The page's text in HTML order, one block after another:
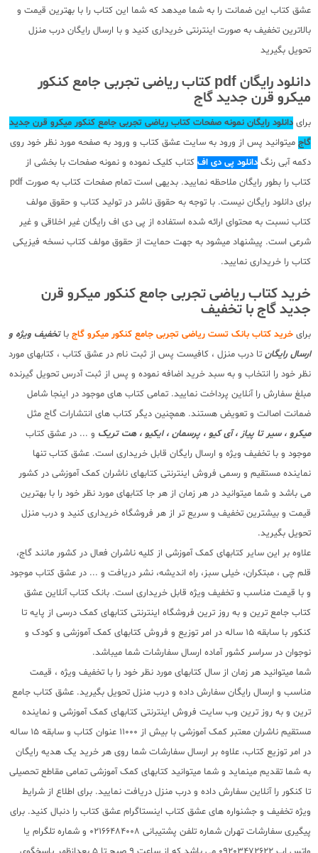
عشق کتاب این ضمانت را به شما میدهد که شما این کتاب را با بهترین قیمت و
بالاترین تخفیف به صورت اینترنتی خریداری کنید و با ارسال رایگان درب منزل
تحویل بگیرید
دانلود رایگان pdf کتاب ریاضی تجربی جامع کنکور
میکرو قرن جدید گاج
برای دانلود رایگان نمونه صفحات کتاب ریاضی تجربی جامع کنکور میکرو قرن جدید
گاج میتوانید پس از ورود به سایت عشق کتاب و ورود به صفحه مورد نظر خود روی
دکمه آبی رنگ دانلود پی دی اف کتاب کلیک نموده و نمونه صفحات با بخشی از
کتاب را بطور رایگان ملاحظه نمایید. بدیهی است تمام صفحات کتاب به صورت pdf
برای دانلود رایگان نیست. با توجه به حقوق ناشر در تولید کتاب و حقوق مولف
کتاب نسبت به محتوای ارائه شده استفاده از پی دی اف رایگان غیر اخلاقی و غیر
شرعی است. پیشنهاد میشود به جهت حمایت از حقوق مولف کتاب نسخه فیزیکی
کتاب را خریداری نمایید.
خرید کتاب ریاضی تجربی جامع کنکور میکرو قرن
جدید گاج با تخفیف
برای خرید کتاب بانک تست ریاضی تجربی جامع کنکور میکرو گاج باتخفیف ویژه و
ارسال رایگان تا درب منزل ، کافیست پس از ثبت نام در عشق کتاب ، کتابهای مورد
نظر خود را انتخاب و به سبد خرید اضافه نموده و پس از ثبت آدرس تحویل گیرنده
مبلغ سفارش را آنلاین پرداخت نمایید. تمامی کتاب های موجود در اینجا شامل
ضمانت اصالت و تعویض هستند. همچنین دیگر کتاب های انتشارات گاج مثل
میکرو ، سیر تا پیاز ، آی کیو ، پرسمان ، ایکیو ، هت تریک و ... در عشق کتاب
موجود و با تخفیف ویژه و ارسال رایگان قابل خریداری است. عشق کتاب تنها
نماینده مستقیم و رسمی فروش اینترنتی کتابهای ناشران کمک آموزشی در کشور
می باشد و شما میتوانید در هر زمان از هر جا کتابهای مورد نظر خود را با بهترین
قیمت و بیشترین تخفیف و سریع تر از هر فروشگاه خریداری کنید و درب منزل
تحویل بگیرید.
علاوه بر این سایر کتابهای کمک آموزشی از کلیه ناشران فعال در کشور مانند گاج،
قلم چی ، مبتکران، خیلی سبز، راه اندیشه، نشر دریافت و ... در عشق کتاب موجود
و با قیمت مناسب و تخفیف ویژه قابل خریداری است. بانک کتاب آنلاین عشق
کتاب جامع ترین و به روز ترین فروشگاه اینترنتی کتابهای کمک درسی از پایه تا
کنکور با سابقه 15 ساله در امر توزیع و فروش کتابهای کمک آموزشی و کودک و
نوجوان در سراسر کشور آماده ارسال سفارشات شما میباشد.
شما میتوانید هر زمان از سال کتابهای مورد نظر خود را با تخفیف ویژه ، قیمت
مناسب و ارسال رایگان سفارش داده و درب منزل تحویل بگیرید. عشق کتاب جامع
ترین و به روز ترین وب سایت فروش اینترنتی کتابهای کمک آموزشی و نماینده
مستقیم ناشران معتبر کمک آموزشی با بیش از 11000 عنوان کتاب و سابقه 15 ساله
در امر توزیع کتاب، علاوه بر ارسال سفارشات شما روی هر خرید یک هدیه رایگان
به شما تقدیم مینماید و شما میتوانید کتابهای کمک آموزشی تمامی مقاطع تحصیلی
تا کنکور را آنلاین سفارش داده و درب منزل دریافت نمایید. برای اطلاع از شرایط
ویژه تخفیف و جشنواره های عشق کتاب اینستاگرام عشق کتاب را دنبال کنید. برای
پیگیری سفارشات تهران شماره تلفن پشتیبانی 02166484008 و شماره تلگرام یا